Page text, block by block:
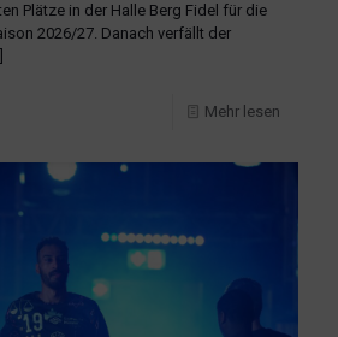
Plätze in der Halle Berg Fidel für die
2026/27. Danach verfällt der
Mehr lesen